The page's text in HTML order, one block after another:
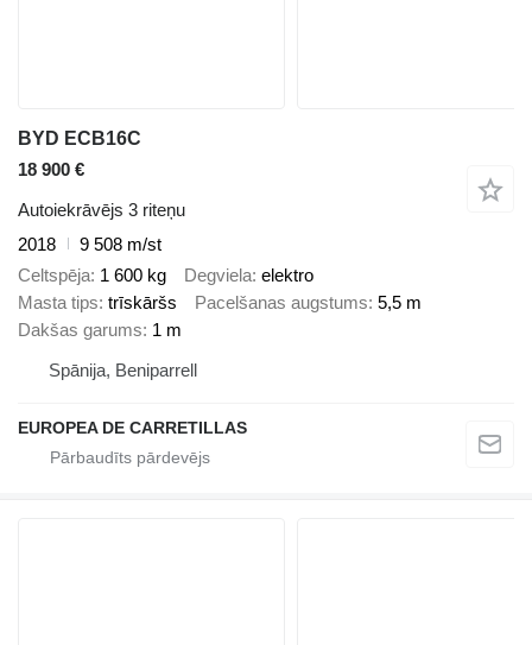
BYD ECB16C
18 900 €
Autoiekrāvējs 3 riteņu
2018
9 508 m/st
Celtspēja 1 600 kg Degviela elektro
Masta tips trīskāršs Pacelšanas augstums 5,5 m
Dakšas garums 1 m
Spānija, Beniparrell
EUROPEA DE CARRETILLAS